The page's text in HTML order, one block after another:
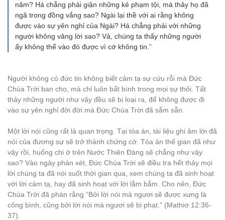
năm? Há chẳng phải giận những kẻ phạm tội, mà thây họ đã
ngã trong đồng vắng sao? Ngài lại thề với ai rằng không
được vào sự yên nghỉ của Ngài? Há chẳng phải với những
người không vâng lời sao? Vả, chúng ta thấy những người
ấy không thể vào đó được vì cớ không tin.”
Người không có đức tin không biết cảm tạ sự cứu rỗi mà Đức
Chúa Trời ban cho, mà chỉ luôn bất bình trong mọi sự thôi. Tất
thảy những người như vậy đều sẽ bị loại ra, để không được đi
vào sự yên nghỉ đời đời mà Đức Chúa Trời đã sắm sẵn.
Một lời nói cũng rất là quan trọng. Tại tòa án, tài liệu ghi âm lời đã
nói của đương sự sẽ trở thành chứng cớ. Tòa án thế gian đã như
vậy rồi, huống chi ở trên Nước Thiên Đàng sẽ chẳng như vậy
sao? Vào ngày phán xét, Đức Chúa Trời sẽ điều tra hết thảy mọi
lời chúng ta đã nói suốt thời gian qua, xem chúng ta đã sinh hoạt
với lời cảm tạ, hay đã sinh hoạt với lời lằm bằm. Cho nên, Đức
Chúa Trời đã phán rằng “Bởi lời nói mà ngươi sẽ được xưng là
công bình, cũng bởi lời nói mà ngươi sẽ bị phạt.” (Mathiơ 12:36-
37).